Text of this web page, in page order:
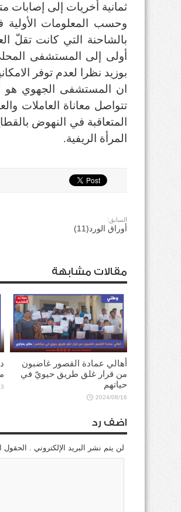
ثمانية أخريات إلى إصابات
وحسب المعلومات
بالشاحنة التي كانت تقلّ
أولى إلى المستشفى
بوزيد نظرا لعدم توفر
ان المستشفى الجهوي هو
تتواصل معاناة العاملات
المتعاقبة في النهوض
المرأة الريفية.
السابق:
أوراق الورد(11)
مقالات مشابهة
أهالي عمادة القصور غاضبون
من قرار غلق طريق حيويّ في
حياتهم
2024/08/16
اضف رد
لن يتم نشر البريد الإلكتروني . الحقول